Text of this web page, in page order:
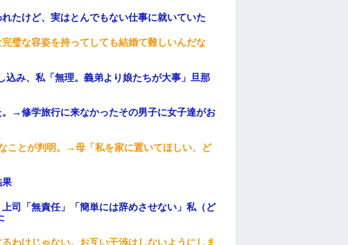
たけど、実はとんでもない仕事に就いていた
璧な容姿を持ってしても結婚て難しいんだな
み、私「無理。義弟より娘たちが大事」旦那
→修学旅行に来なかったその男子に女子達がお
ことが判明。→母「私を家に置いてほしい、ど
果
司「無責任」「簡単には辞めさせない」私（ど
わけじゃない。お互い干渉はしないようにしま